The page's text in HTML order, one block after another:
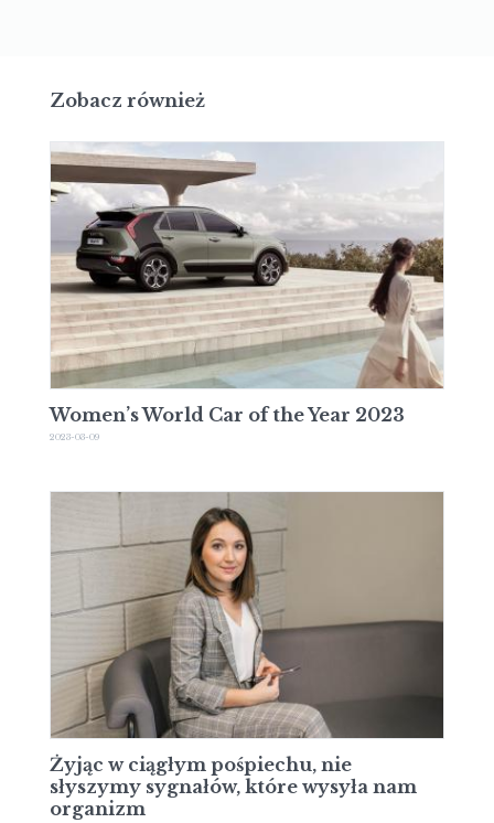
Zobacz również
Women’s World Car of the Year 2023
2023-03-09
Żyjąc w ciągłym pośpiechu, nie
słyszymy sygnałów, które wysyła nam
organizm